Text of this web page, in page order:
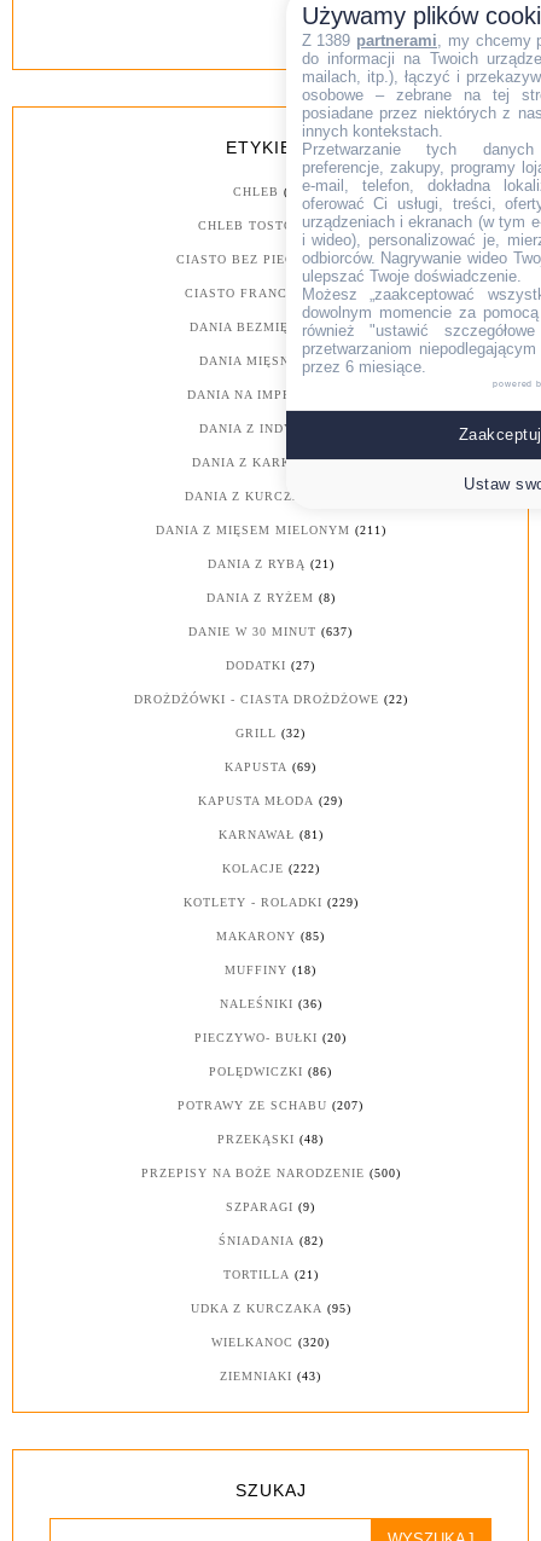
ETYKIETY
CHLEB (26)
CHLEB TOSTOWY (18)
CIASTO BEZ PIECZENIA (53)
CIASTO FRANCUSKIE (30)
DANIA BEZMIĘSNE (173)
DANIA MIĘSNE (1214)
DANIA NA IMPREZY
DANIA Z INDYKA
DANIA Z KARKÓWKI (2)
DANIA Z KURCZAKA
DANIA Z MIĘSEM MIELONYM (211)
DANIA Z RYBĄ (21)
DANIA Z RYŻEM (8)
DANIE W 30 MINUT (637)
DODATKI (27)
DROŻDŻÓWKI - CIASTA DROŻDŻOWE (22)
GRILL (32)
KAPUSTA (69)
KAPUSTA MŁODA (29)
KARNAWAŁ (81)
KOLACJE (222)
KOTLETY - ROLADKI (229)
MAKARONY (85)
MUFFINY (18)
NALEŚNIKI (36)
PIECZYWO- BUŁKI (20)
POLĘDWICZKI (86)
POTRAWY ZE SCHABU (207)
PRZEKĄSKI (48)
PRZEPISY NA BOŻE NARODZENIE (500)
SZPARAGI (9)
ŚNIADANIA (82)
TORTILLA (21)
UDKA Z KURCZAKA (95)
WIELKANOC (320)
ZIEMNIAKI (43)
SZUKAJ
Używamy plików
Z 1389 partnerami , my chcemy
do informacji na Twoich
mailach, itp.), łączyć i
osobowe – zebrane na tej
posiadane przez niektórych z
innych kontekstach.
Przetwarzanie tych danych
preferencje, zakupy, programy
e-mail, telefon, dokładna
oferować Ci usługi, treści,
urządzeniach i ekranach (w tym
i wideo), personalizować je,
odbiorców. Nagrywanie wideo
ulepszać Twoje doświadczenie.
Możesz „zaakceptować
dowolnym momencie za
również "ustawić
przetwarzaniom
przez 6 miesiące.
powered
Ustaw